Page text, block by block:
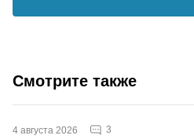
Смотрите также
4 августа 2026 3